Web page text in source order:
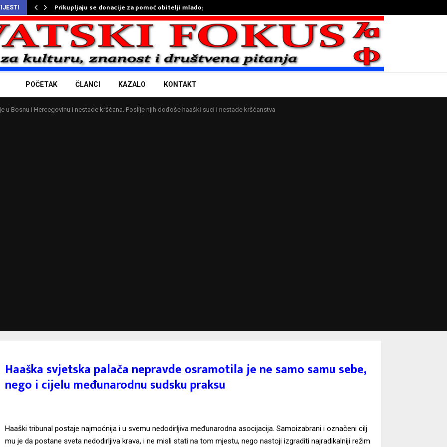
Prikupljaju se donacije za pomoć obitelji mladog…
POČETAK ČLANCI KAZALO KONTAKT
u Bosnu i Hercegovinu i nestade kršćana. Poslije njih dođoše haaški suci i nestade kršćanstva
Haaška svjetska palača nepravde osramotila je ne samo samu sebe,
nego i cijelu međunarodnu sudsku praksu
Haaški tribunal postaje najmoćnija i u svemu nedodirljiva međunarodna asocijacija. Samoizabrani i označeni cilj
mu je da postane sveta nedodirljiva krava, i ne misli stati na tom mjestu, nego nastoji izgraditi najradikalniji režim